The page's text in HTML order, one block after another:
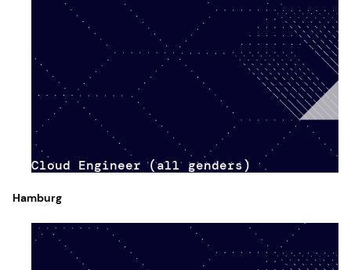
Cloud Engineer (all genders)
Hamburg